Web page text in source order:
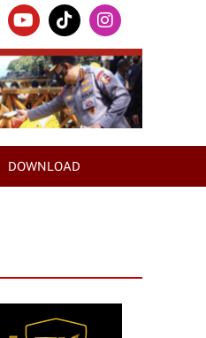
DOWNLOAD